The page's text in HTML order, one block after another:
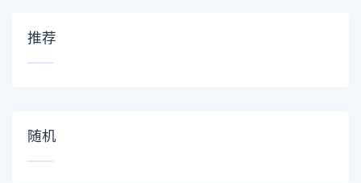
推荐
随机